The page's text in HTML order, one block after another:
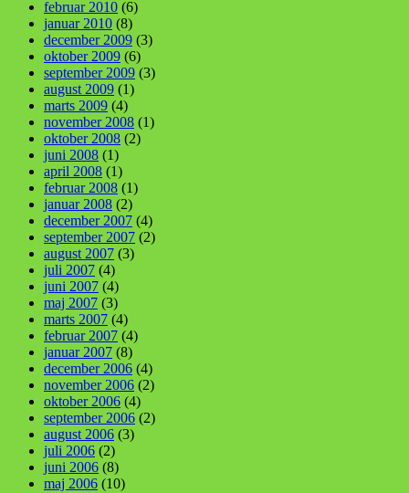
februar 2010 (6)
januar 2010 (8)
december 2009 (3)
oktober 2009 (6)
september 2009 (3)
august 2009 (1)
marts 2009 (4)
november 2008 (1)
oktober 2008 (2)
juni 2008 (1)
april 2008 (1)
februar 2008 (1)
januar 2008 (2)
december 2007 (4)
september 2007 (2)
august 2007 (3)
juli 2007 (4)
juni 2007 (4)
maj 2007 (3)
marts 2007 (4)
februar 2007 (4)
januar 2007 (8)
december 2006 (4)
november 2006 (2)
oktober 2006 (4)
september 2006 (2)
august 2006 (3)
juli 2006 (2)
juni 2006 (8)
maj 2006 (10)